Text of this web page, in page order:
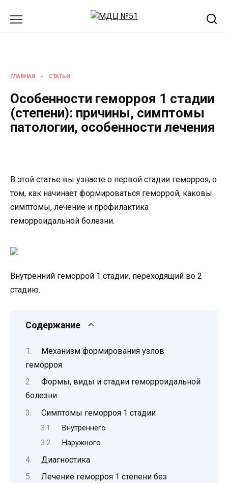
ГЛАВНАЯ » СТАТЬИ
Особенности геморроя 1 стадии
(степени): причины, симптомы
патологии, особенности лечения
В этой статье вы узнаете о первой стадии геморроя, о
том, как начинает формироваться геморрой, каковы
симптомы, лечение и профилактика
геморроидальной болезни.
Внутренний геморрой 1 стадии, переходящий во 2
стадию.
Содержание
Механизм формирования узлов
геморроя
Формы, виды и стадии геморроидальной
болезни
Симптомы геморроя 1 стадии
Внутреннего
Наружного
Диагностика
Лечение геморроя 1 степени без